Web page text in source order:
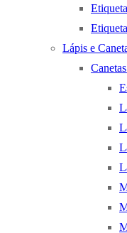
Lápis e